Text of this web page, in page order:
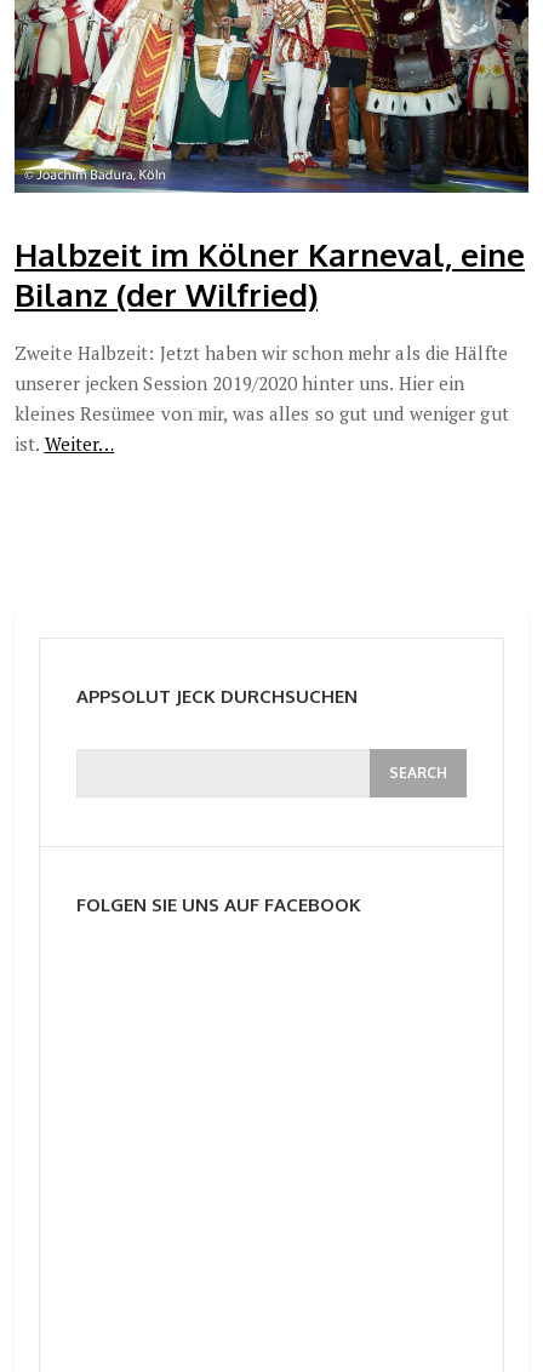
Halbzeit im Kölner Karneval, eine
Bilanz (der Wilfried)
Zweite Halbzeit: Jetzt haben wir schon mehr als die Hälfte
unserer jecken Session 2019/2020 hinter uns. Hier ein
kleines Resümee von mir, was alles so gut und weniger gut
ist. Weiter…
APPSOLUT JECK DURCHSUCHEN
FOLGEN SIE UNS AUF FACEBOOK